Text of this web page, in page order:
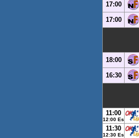
17:00
17:00
18:00
16:30
11:00
12:00 Es
11:30
12:30 Es